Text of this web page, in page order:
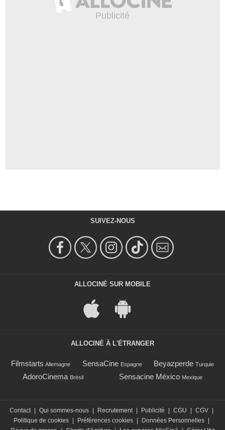
SUIVEZ-NOUS
ALLOCINÉ SUR MOBILE
ALLOCINÉ À L'ÉTRANGER
Filmstarts Allemagne SensaCine Espagne Beyazperde Turquie
AdoroCinema Brésil Sensacine México Mexique
Contact Qui sommes-nous Recrutement Publicité CGU CGV
Politique de cookies
Préférences cookies Données Personnelles